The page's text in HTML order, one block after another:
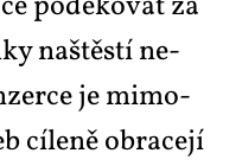
na­štěs­tí ne­
je mi­mo­
cí­le­ně ob­ra­ce­jí